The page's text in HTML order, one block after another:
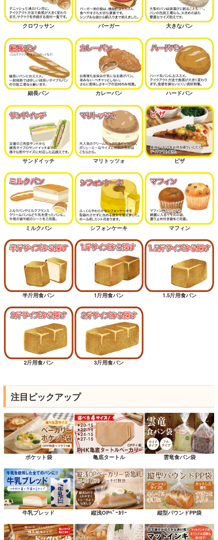
クロワッサン バーガー 大きなパン
細長パン カレーパン ハードパン
サンドイッチ マリトッツォ ピザ
ミルクパン シフォンケーキ マフィン
半斤用食パン 1斤用食パン 1.5斤用食パン
2斤用食パン 3斤用食パン
注目ピックアップ
ポケット袋 亀底タートル 雲竜食パン袋
牛乳ブレッド 縦浅OPﾍﾞｰｶﾘｰ 縦型パウンドPP袋